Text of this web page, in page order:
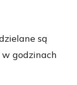
są
godzinach